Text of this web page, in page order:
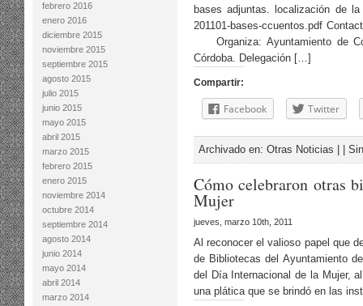
febrero 2016
enero 2016
diciembre 2015
noviembre 2015
septiembre 2015
agosto 2015
julio 2015
junio 2015
mayo 2015
abril 2015
marzo 2015
febrero 2015
enero 2015
noviembre 2014
octubre 2014
septiembre 2014
agosto 2014
junio 2014
mayo 2014
abril 2014
marzo 2014
bases adjuntas. localización de
201101-bases-ccuentos.pdf
Organiza: Ayuntamiento de
Córdoba. Delegación […]
Compartir:
Facebook Twitter
Archivado en: Otras Noticias
Cómo celebraron otras
Mujer
jueves, marzo 10th, 2011
Al reconocer el valioso papel que
de Bibliotecas del Ayuntamiento
del Día Internacional de la Mujer,
una plática que se brindó en las